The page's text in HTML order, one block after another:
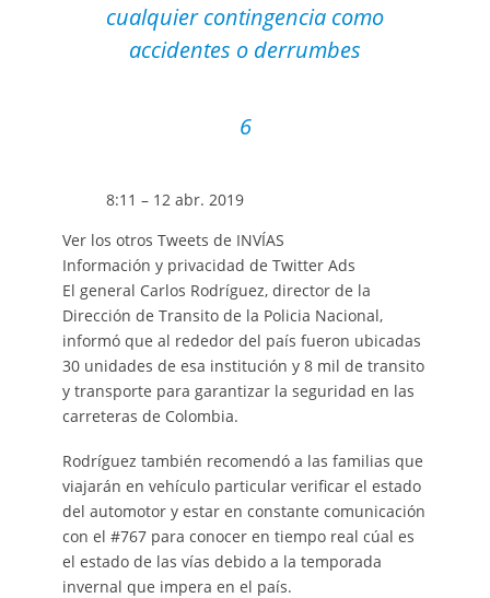
cualquier contingencia como
accidentes o derrumbes
6
8:11 – 12 abr. 2019
Ver los otros Tweets de INVÍAS
Información y privacidad de Twitter Ads
El general Carlos Rodríguez, director de la
Dirección de Transito de la Policia Nacional,
informó que al rededor del país fueron ubicadas
30 unidades de esa institución y 8 mil de transito
y transporte para garantizar la seguridad en las
carreteras de Colombia.
Rodríguez también recomendó a las familias que
viajarán en vehículo particular verificar el estado
del automotor y estar en constante comunicación
con el #767 para conocer en tiempo real cúal es
el estado de las vías debido a la temporada
invernal que impera en el país.